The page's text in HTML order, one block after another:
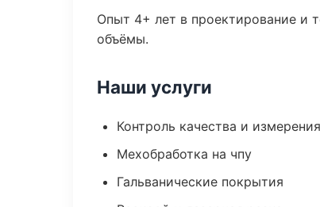
Опыт 4+ лет в проектирование и
объёмы.
Наши услуги
Контроль качества и
Мехобработка на чпу
Гальванические покрытия